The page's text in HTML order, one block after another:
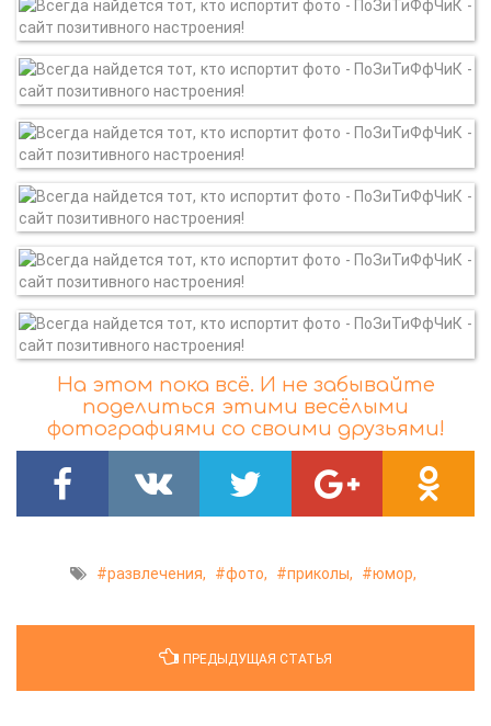
На этом пока всё. И не забывайте
поделиться этими весёлыми
фотографиями со своими друзьями!
развлечения, фото, приколы, юмор,
ПРЕДЫДУЩАЯ СТАТЬЯ